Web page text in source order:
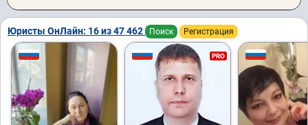
Юристы ОнЛайн: 16 из 47 462 Поиск Регистрация
PRO